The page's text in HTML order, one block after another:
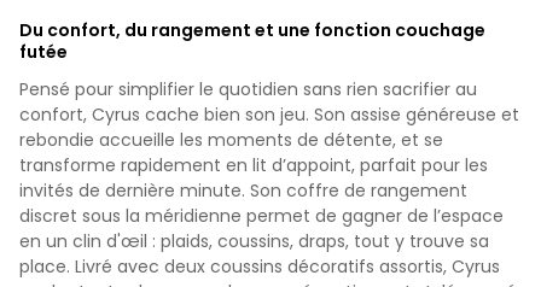
Du confort, du rangement et une fonction couchage
futée
Pensé pour simplifier le quotidien sans rien sacrifier au
confort, Cyrus cache bien son jeu. Son assise généreuse et
rebondie accueille les moments de détente, et se
transforme rapidement en lit d’appoint, parfait pour les
invités de dernière minute. Son coffre de rangement
discret sous la méridienne permet de gagner de l’espace
en un clin d'œil : plaids, coussins, draps, tout y trouve sa
place. Livré avec deux coussins décoratifs assortis, Cyrus